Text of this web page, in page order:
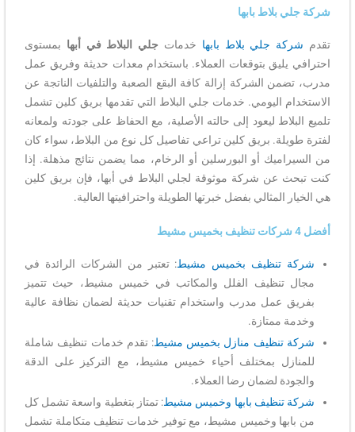
شركة جلي بلاط بابها
تقدم شركة جلي بلاط بابها خدمات جلي البلاط في أبها بمستوى
احترافي يليق بتوقعات العملاء. باستخدام معدات حديثة وفريق عمل
مدرب، تضمن الشركة إزالة كافة البقع الصعبة والتلفيات الناتجة عن
الاستخدام اليومي. خدمات جلي البلاط التي تقدمها بريق كلين تشمل
تلميع البلاط ليعود إلى حالته الأصلية، مع الحفاظ على جودته ولمعانه
لفترة طويلة. بريق كلين تراعي تفاصيل كل نوع من البلاط، سواء كان
من السيراميك أو البورسلين أو الرخام، مما يضمن نتائج مذهلة. إذا
كنت تبحث عن شركة موثوقة لجلي البلاط في أبها، فإن بريق كلين
هي الخيار المثالي بفضل خبرتها الطويلة واحترافيتها العالية.
أفضل 4 شركات تنظيف بخميس مشيط
شركة تنظيف بخميس مشيط: تعتبر من الشركات الرائدة في
مجال تنظيف الفلل والمكاتب في خميس مشيط، حيث تتميز
بفريق عمل مدرب واستخدام تقنيات حديثة لضمان نظافة عالية
وخدمة ممتازة.
شركة تنظيف منازل بخميس مشيط: تقدم خدمات تنظيف شاملة
للمنازل بمختلف أحياء خميس مشيط، مع التركيز على الدقة
والجودة لضمان رضا العملاء.
شركة تنظيف بابها وخميس مشيط: تمتاز بتغطية واسعة تشمل كل
من بابها وخميس مشيط، مع توفير خدمات تنظيف متكاملة تشمل